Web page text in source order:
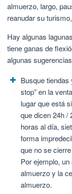
almuerzo, largo,
reanudar su
Hay algunas
tiene ganas de
algunas
Busque tiendas
stop” en la
lugar que está
que dicen 24h /
horas al día,
forma
que no se
Por ejemplo,
almuerzo y la
almuerzo.